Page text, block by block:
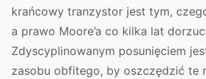
krańcowy tranzystor jest tym,
a prawo Moore’a co kilka lat
Zdyscyplinowanym posunięciem
zasobu obfitego, by oszczędzić te